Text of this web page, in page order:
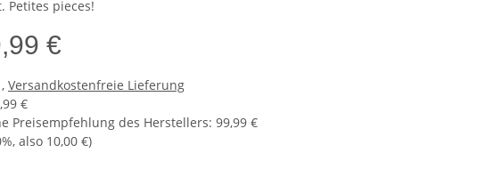
Petites pieces!
€
Versandkostenfreie Lieferung
€
Preisempfehlung des Herstellers: 99,99 €
, also 10,00 €)